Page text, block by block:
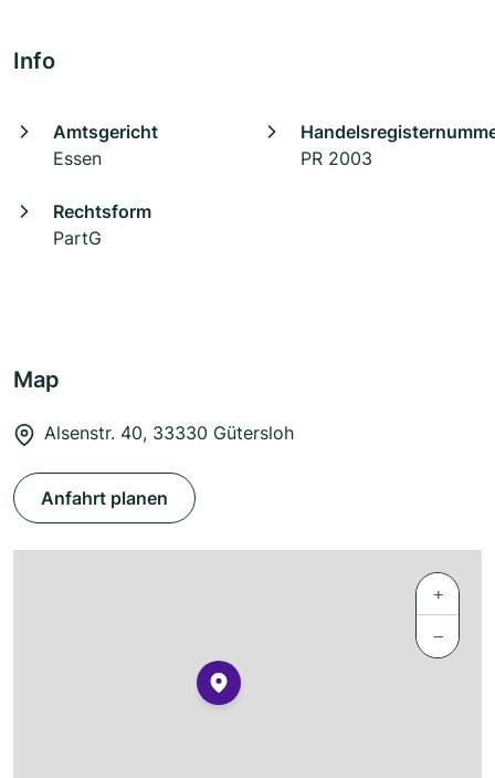
Info
Amtsgericht
Essen
PR 2003
Rechtsform
PartG
Map
Alsenstr. 40, 33330 Gütersloh
Anfahrt planen
+
−